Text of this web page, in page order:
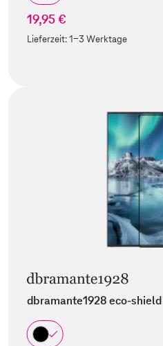
19,95 €
Lieferzeit:1-3 Werktage
dbramante1928 eco-